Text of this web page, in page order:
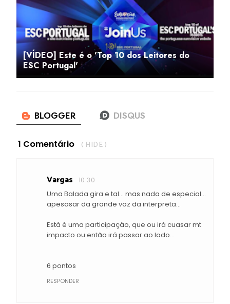
[VÍDEO] Este é o 'Top 10 dos Leitores do
ESC Portugal'
1 Comentário ( HIDE )
Vargas 10:30
Uma Balada gira e tal... mas nada de especial...
apesasar da grande voz da interpreta...
Está é uma participação, que ou irá cuasar mt
impacto ou então irá passar ao lado...
6 pontos
RESPONDER